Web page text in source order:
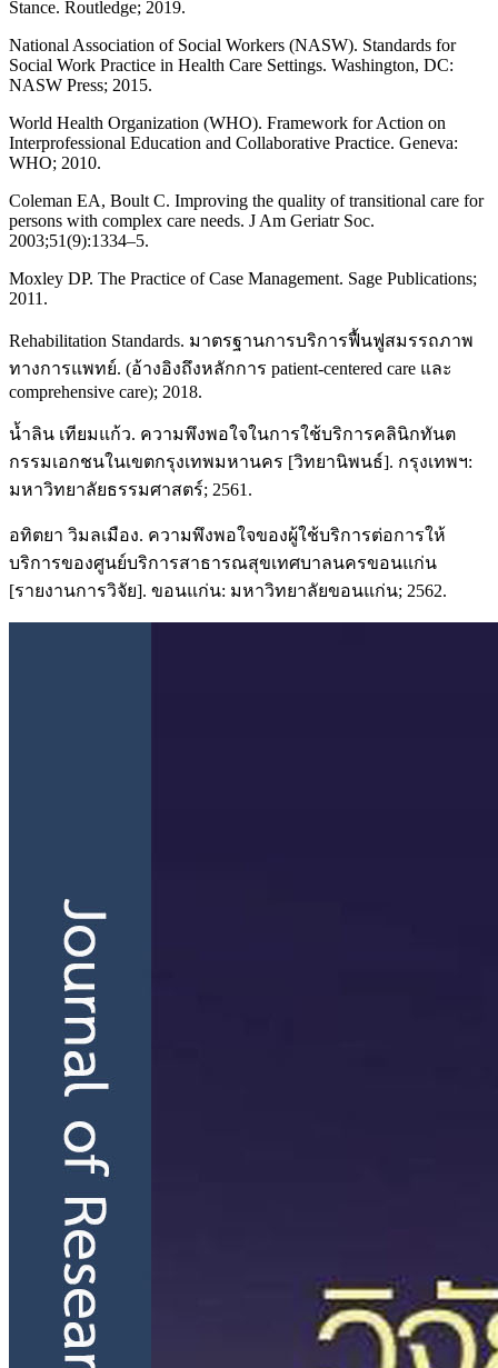
Stance. Routledge; 2019.
National Association of Social Workers (NASW). Standards for
Social Work Practice in Health Care Settings. Washington, DC:
NASW Press; 2015.
World Health Organization (WHO). Framework for Action on
Interprofessional Education and Collaborative Practice. Geneva:
WHO; 2010.
Coleman EA, Boult C. Improving the quality of transitional care for
persons with complex care needs. J Am Geriatr Soc.
2003;51(9):1334–5.
Moxley DP. The Practice of Case Management. Sage Publications;
2011.
Rehabilitation Standards. มาตรฐานการบริการฟื้นฟูสมรรถภาพ
ทางการแพทย์. (อ้างอิงถึงหลักการ patient-centered care และ
comprehensive care); 2018.
น้ำลิน เทียมแก้ว. ความพึงพอใจในการใช้บริการคลินิกทันต
กรรมเอกชนในเขตกรุงเทพมหานคร [วิทยานิพนธ์]. กรุงเทพฯ:
มหาวิทยาลัยธรรมศาสตร์; 2561.
อทิตยา วิมลเมือง. ความพึงพอใจของผู้ใช้บริการต่อการให้
บริการของศูนย์บริการสาธารณสุขเทศบาลนครขอนแก่น
[รายงานการวิจัย]. ขอนแก่น: มหาวิทยาลัยขอนแก่น; 2562.